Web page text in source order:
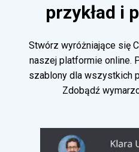
przykład i
Stwórz wyróżniające się
naszej platformie online.
szablony dla wszystkich
Zdobądź